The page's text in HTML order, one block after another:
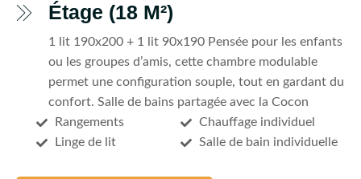
Étage (18 M²)
1 lit 190x200 + 1 lit 90x190 Pensée pour les enfants
ou les groupes d’amis, cette chambre modulable
permet une configuration souple, tout en gardant du
confort. Salle de bains partagée avec la Cocon
Rangements
Linge de lit
Chauffage individuel
Salle de bain individuelle